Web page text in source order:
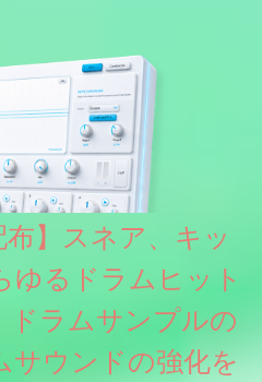
も7GBを超えます。複数の設定に
、あらかじめアルペジオがプロ
いですが、アルペジオを切るこ
のシンセライブラリは、音を一
音量を調整します。 しかし、
シンセを含む様々な音源から、
って録音し、各レイヤーを整形
強く演奏した場合で、全く異な
変えただけの同じ音ではありま
布】スネア、キッ
ゆるドラムヒット
ドラムサンプルの
サウンドの強化を